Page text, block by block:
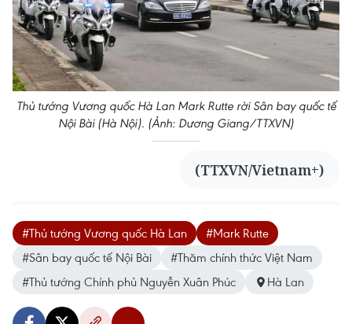
Thủ tướng Vương quốc Hà Lan Mark Rutte rời Sân bay quốc tế
Nội Bài (Hà Nội). (Ảnh: Dương Giang/TTXVN)
(TTXVN/Vietnam+)
#Thủ tướng Vương quốc Hà Lan
#Mark Rutte
#Sân bay quốc tế Nội Bài
#Thăm chính thức Việt Nam
#Thủ tướng Chính phủ Nguyễn Xuân Phúc
Hà Lan